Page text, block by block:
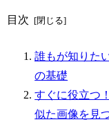
目次
誰もが知りた
の基礎
すぐに役立つ
似た画像を見